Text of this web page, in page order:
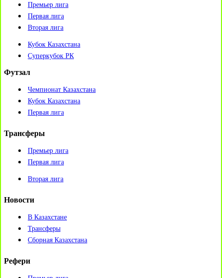
Премьер лига
Первая лига
Вторая лига
Кубок Казахстана
Суперкубок РК
Футзал
Чемпионат Казахстана
Кубок Казахстана
Первая лига
Трансферы
Премьер лига
Первая лига
Вторая лига
Новости
В Казахстане
Трансферы
Сборная Казахстана
Рефери